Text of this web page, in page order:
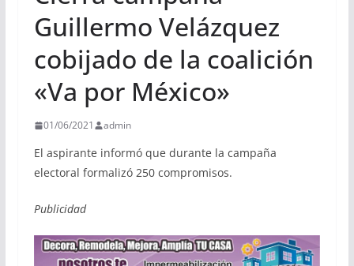
Guillermo Velázquez
cobijado de la coalición
«Va por México»
01/06/2021 admin
El aspirante informó que durante la campaña
electoral formalizó 250 compromisos.
Publicidad